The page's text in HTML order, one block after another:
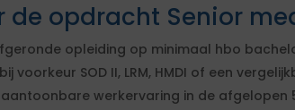
de opdracht Senior
opleiding op minimaal hbo
voorkeur SOD II, LRM, HMDI of een
werkervaring in de afgelopen